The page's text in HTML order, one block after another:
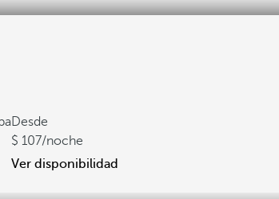
Desde
107/noche
Ver disponibilidad